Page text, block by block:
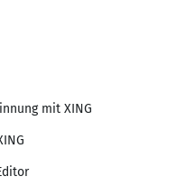
mit XING